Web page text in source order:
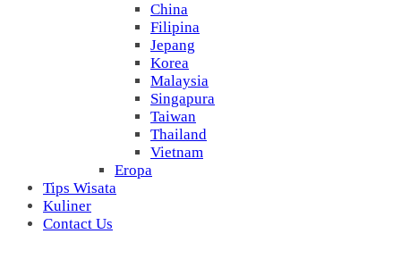
China
Filipina
Jepang
Korea
Malaysia
Singapura
Taiwan
Thailand
Vietnam
Eropa
Tips Wisata
Kuliner
Contact Us